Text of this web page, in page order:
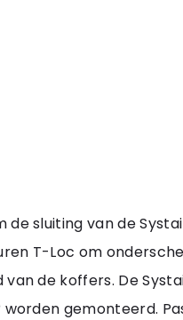
sluiting van de
T-Loc om
de koffers. De
worden gemonteerd.